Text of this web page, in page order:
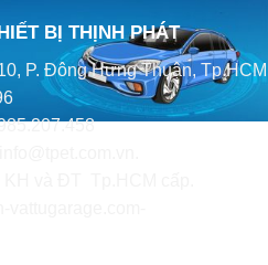
BỊ THỊNH PHÁT
P. Đông Hưng Thuận, Tp.HCM